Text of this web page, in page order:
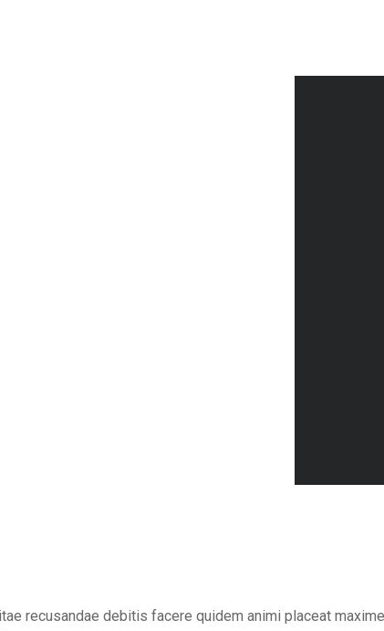
recusandae debitis facere quidem animi placeat